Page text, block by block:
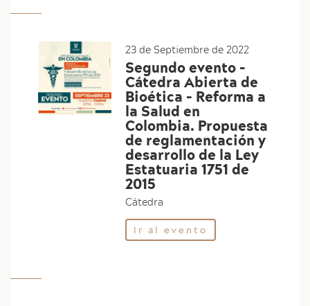
23 de Septiembre de 2022
Segundo evento -
Cátedra Abierta de
Bioética - Reforma a
la Salud en
Colombia. Propuesta
de reglamentación y
desarrollo de la Ley
Estatuaria 1751 de
2015
Cátedra
Ir al evento